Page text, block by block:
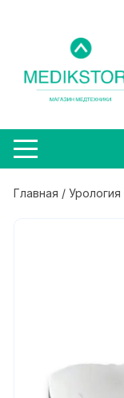
содержимому
Главная /Урология